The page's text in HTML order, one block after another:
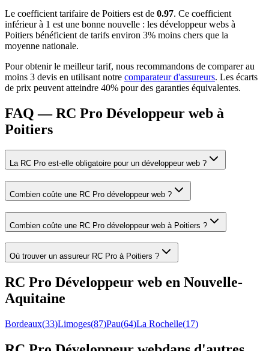
Le coefficient tarifaire de Poitiers est de 0.97. Ce coefficient
inférieur à 1 est une bonne nouvelle : les développeur webs à
Poitiers bénéficient de tarifs environ 3% moins chers que la
moyenne nationale.
Pour obtenir le meilleur tarif, nous recommandons de comparer au
moins 3 devis en utilisant notre comparateur d'assureurs. Les écarts
de prix peuvent atteindre 40% pour des garanties équivalentes.
FAQ — RC Pro Développeur web à
Poitiers
La RC Pro est-elle obligatoire pour un développeur web ?
Combien coûte une RC Pro développeur web ?
Combien coûte une RC Pro développeur web à Poitiers ?
Où trouver un assureur RC Pro à Poitiers ?
RC Pro Développeur web en Nouvelle-
Aquitaine
Bordeaux(33)Limoges(87)Pau(64)La Rochelle(17)